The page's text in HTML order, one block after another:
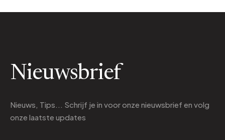
Nieuwsbrief
Nieuws, Tips... Schrijf je in voor onze nieuwsbrief en volg
onze laatste updates